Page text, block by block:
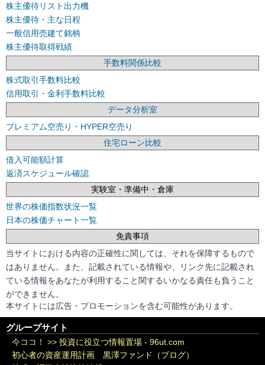
株主優待リスト出力機
株主優待・主な日程
一般信用売建て銘柄
株主優待取得戦績
手数料関係比較
株式取引手数料比較
信用取引・金利手数料比較
データ分析室
プレミアム空売り・HYPER空売り
住宅ローン比較
借入可能額計算
返済スケジュール確認
実験室・準備中・倉庫
世界の株価指数状況一覧
日本の株価チャート一覧
免責事項
当サイトにおける内容の正確性に関しては、それを保障するもので
はありません。また、記載されている情報や、リンク先に記載され
ている情報をあなたが利用すること関するいかなる責任も負うこと
ができません。
本サイトには広告・プロモーションを含む可能性があります。
グループサイト
今ココ！ >> 投資に役立つ情報置場 - 96ut.com
初心者の資産運用計画 黒澤ファンド（ブログ）